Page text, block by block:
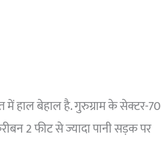
में हाल बेहाल है. गुरुग्राम के सेक्टर-70
2 फीट से ज्यादा पानी सड़क पर